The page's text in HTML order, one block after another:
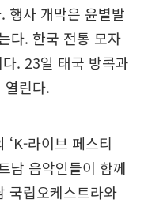
행사 개막은 윤별발
다. 한국 전통 모자
. 23일 태국 방콕과
열린다.
‘K-라이브 페스티
남 음악인들이 함께
국립오케스트라와